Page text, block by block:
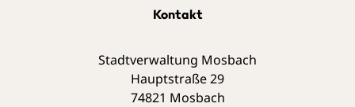
Kontakt
Stadtverwaltung Mosbach
Hauptstraße 29
74821 Mosbach